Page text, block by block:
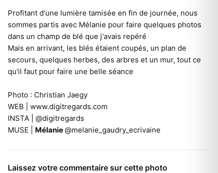
Profitant d'une lumière tamisée en fin de journée, nous
sommes partis avec Mélanie pour faire quelques photos
dans un champ de blé que j'avais repéré
Mais en arrivant, les blés étaient coupés, un plan de
secours, quelques herbes, des arbres et un mur, tout ce
qu'il faut pour faire une belle séance
Photo : Christian Jaegy
WEB | www.digitregards.com
INSTA | @digitregards
MUSE | Mélanie@melanie_gaudry_ecrivaine
Laissez votre commentaire sur cette photo